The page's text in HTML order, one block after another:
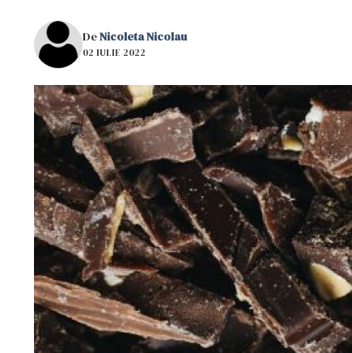
DeNicoleta Nicolau
02 IULIE 2022